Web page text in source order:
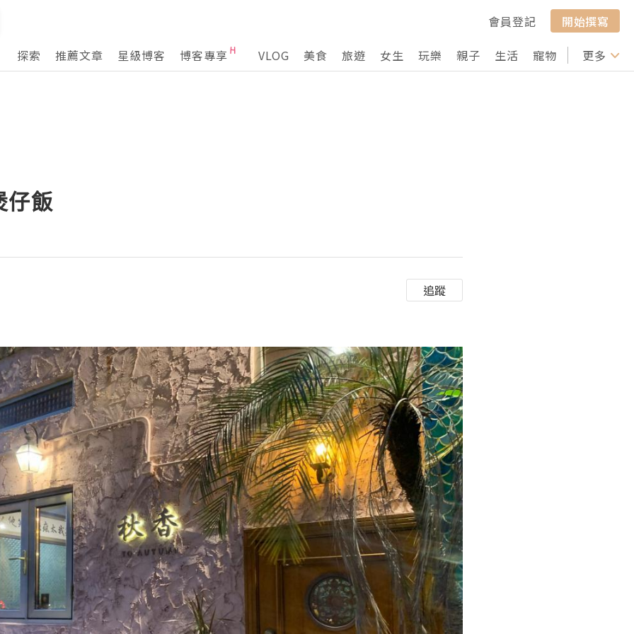
會員登記
開始撰寫
探索
推薦文章 星級博客 博客專享 VLOG 美食 旅遊 女生 玩樂 親子 生活 寵物 行山 打卡
更多
仔飯
追蹤